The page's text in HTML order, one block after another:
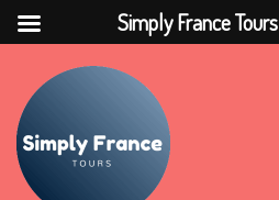
Simply France Tours